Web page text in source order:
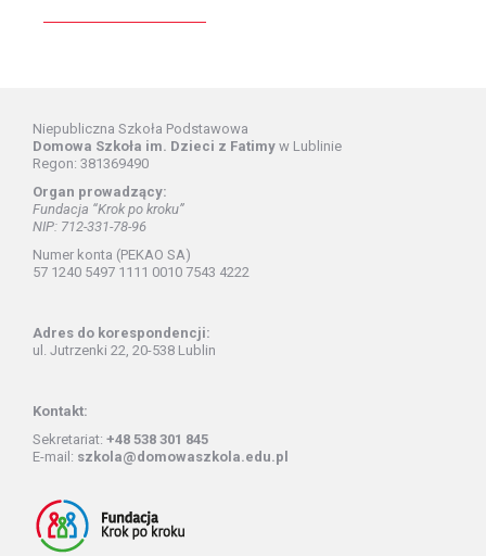
Niepubliczna Szkoła Podstawowa
Domowa Szkoła im. Dzieci z Fatimy w Lublinie
Regon: 381369490
Organ prowadzący:
Fundacja “Krok po kroku”
NIP: 712-331-78-96
Numer konta (PEKAO SA)
57 1240 5497 1111 0010 7543 4222
Adres do korespondencji:
ul. Jutrzenki 22, 20-538 Lublin
Kontakt:
Sekretariat: +48 538 301 845
E-mail: szkola@domowaszkola.edu.pl